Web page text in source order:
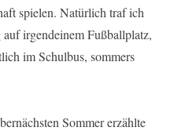
spielen. Natürlich traf ich
irgendeinem Fußballplatz,
im Schulbus, sommers
Sommer erzählte